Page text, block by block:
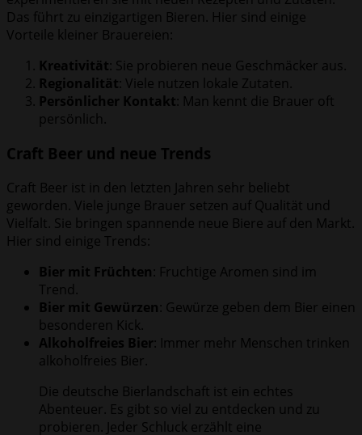
Das führt zu einzigartigen Bieren. Hier sind einige
Vorteile kleiner Brauereien:
Kreativität: Sie probieren neue Geschmäcker aus.
Regionalität: Viele nutzen lokale Zutaten.
Persönlicher Kontakt: Man kennt die Brauer oft
persönlich.
Craft Beer und neue Trends
Craft Beer ist in den letzten Jahren sehr beliebt
geworden. Viele junge Brauer setzen auf Qualität und
Vielfalt. Sie bringen spannende neue Biere auf den Markt.
Hier sind einige Trends:
Bier mit Früchten: Fruchtige Aromen sind im
Trend.
Bier mit Gewürzen: Gewürze geben dem Bier einen
besonderen Kick.
Alkoholfreies Bier: Immer mehr Menschen trinken
alkoholfreies Bier.
Die deutsche Bierlandschaft ist ein echtes
Abenteuer. Es gibt so viel zu entdecken und zu
probieren. Jeder Schluck erzählt eine